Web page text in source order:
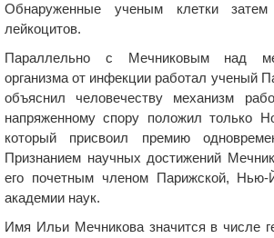
Обнаруженные ученым клетки затем
лейкоцитов.
Параллельно с Мечниковым над
организма от инфекции работал ученый
объяснил человечеству механизм
напряженному спору положил только
который присвоил премию
Признанием научных достижений
его почетным членом Парижской, Нью-
академии наук.
Имя Ильи Мечникова значится в числе